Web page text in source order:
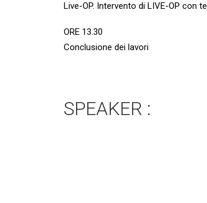
Live-OP. Intervento di LIVE-OP con
ORE 13.30
Conclusione dei lavori
SPEAKER :